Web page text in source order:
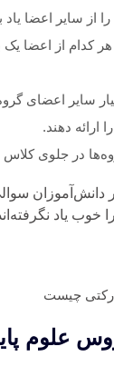
از سایر اعضا یاد
کدام از اعضا
سایر اعضای
دهند.
در جلوی
یاد
علوم